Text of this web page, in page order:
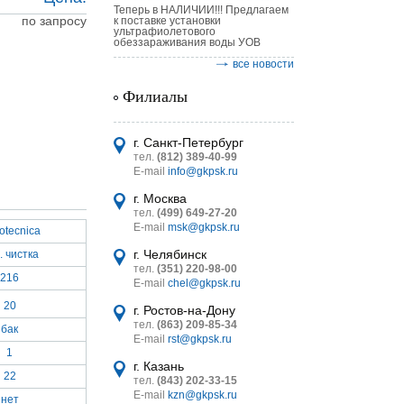
MINI
по запросу
чистка
216
20
бак
1
22
нет
Теперь в НАЛИЧИИ!!! Предлагаем
к поставке установки
ультрафиолетового
обеззараживания воды УОВ
все новости
Филиалы
г. Санкт-Петербург
тел. (812) 389-40-99
E-mail info@gkpsk.ru
г. Москва
тел. (499) 649-27-20
E-mail msk@gkpsk.ru
г. Челябинск
тел. (351) 220-98-00
E-mail chel@gkpsk.ru
г. Ростов-на-Дону
тел. (863) 209-85-34
E-mail rst@gkpsk.ru
г. Казань
тел. (843) 202-33-15
E-mail
kzn@gkpsk.ru